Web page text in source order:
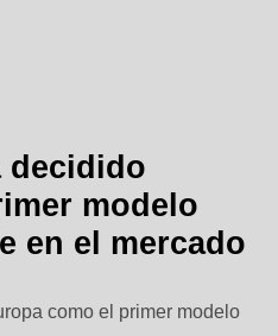
decidido
modelo
en el mercado
como el primer modelo